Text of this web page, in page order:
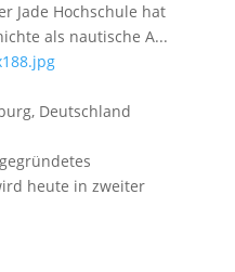
Jade Hochschule hat
als nautische A...
Deutschland
heute in zweiter